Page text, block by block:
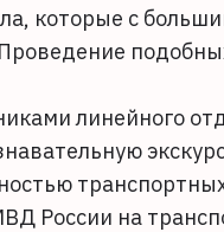
которые с
линейного
России на